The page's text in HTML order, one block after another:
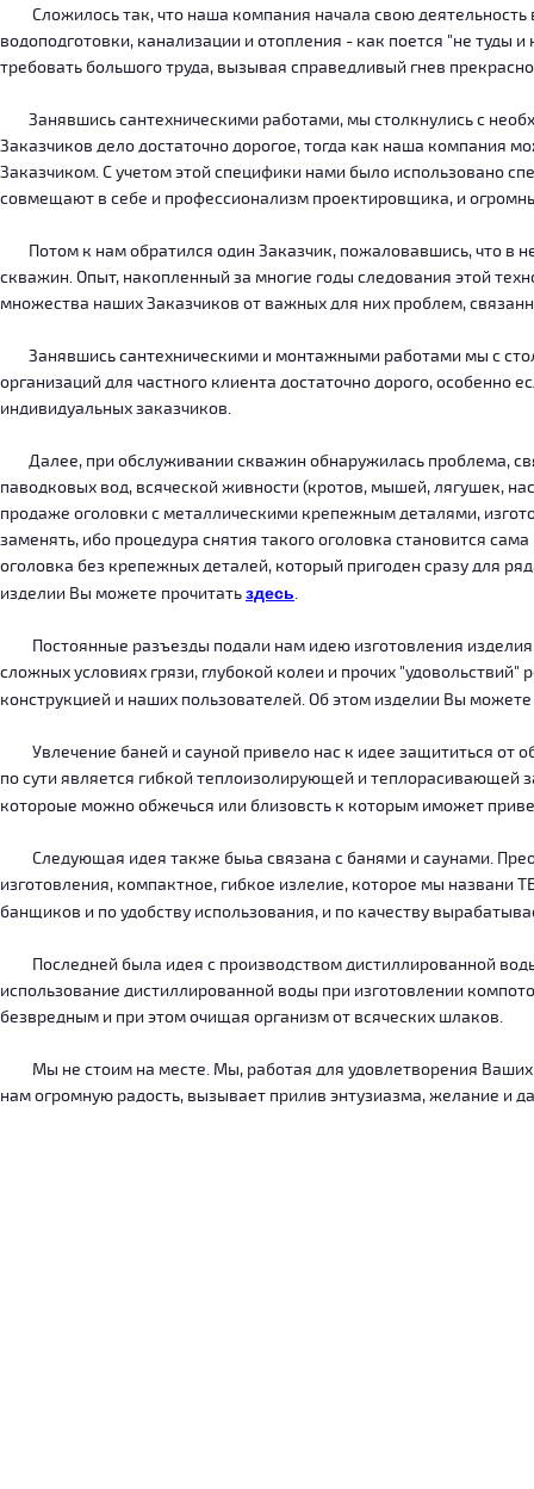
Сложилось так, что наша компания начала свою деятельность
водоподготовки, канализации и отопления - как поется "не
требовать большого труда, вызывая справедливый гнев
Занявшись сантехническими работами, мы столкнулись с
Заказчиков дело достаточно дорогое, тогда как наша компания
Заказчиком. С учетом этой специфики нами было использовано
совмещают в себе и профессионализм проектировщика, и
Потом к нам обратился один Заказчик, пожаловавшись, что в
скважин. Опыт, накопленный за многие годы следования этой
множества наших Заказчиков от важных для них проблем,
Занявшись сантехническими и монтажными работами мы с
организаций для частного клиента достаточно дорого, особенно
индивидуальных заказчиков.
Далее, при обслуживании скважин обнаружилась проблема,
паводковых вод, всяческой живности (кротов, мышей, лягушек,
продаже оголовки с металлическими крепежным деталями,
заменять, ибо процедура снятия такого оголовка становится
оголовка без крепежных деталей, который пригоден сразу для
изделии Вы можете прочитатьздесь.
Постоянные разъезды подали нам идею изготовления
сложных условиях грязи, глубокой колеи и прочих
конструкцией и наших пользователей. Об этом изделии Вы
Увлечение баней и сауной привело нас к идее защититься от
по сути является гибкой теплоизолирующей и теплорасивающей
котороые можно обжечься или близовсть к которым иможет
Следующая идея также быьа связана с банями и саунами.
изготовления, компактное, гибкое излелие, которое мы
банщиков и по удобству использования, и по качеству
Последней была идея с производством дистиллированной
использование дистиллированной воды при изготовлении
безвредным и при этом очищая организм от всяческих шлаков.
Мы не стоим на месте. Мы, работая для удовлетворения Ваших
нам огромную радость, вызывает прилив энтузиазма, желание и